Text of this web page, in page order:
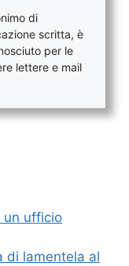
di
scritta, è
per le
lettere e mail
un ufficio
di lamentela al